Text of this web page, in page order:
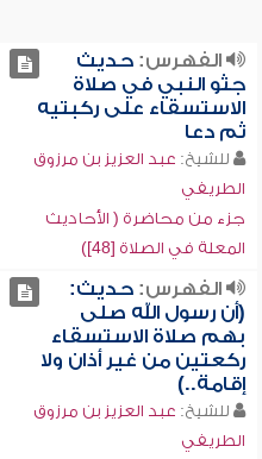
الفهرس:حديث
جثو النبي في صلاة
الاستسقاء على ركبتيه
ثم دعا
للشيخ: عبد العزيز بن مرزوق
الطريفي
جزء من محاضرة ( الأحاديث
المعلة في الصلاة [48])
الفهرس:حديث:
(أن رسول الله صلى
بهم صلاة الاستسقاء
ركعتين من غير أذان ولا
إقامة..)
للشيخ: عبد العزيز بن مرزوق
الطريفي